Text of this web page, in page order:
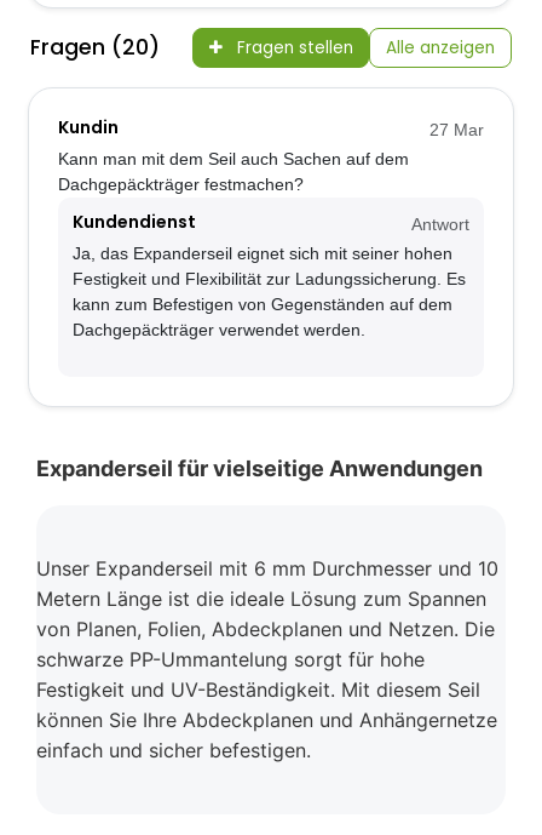
Fragen (20) Fragen stellen Alle anzeigen
Kundin
27 Mar
Kann man mit dem Seil auch Sachen auf dem
Dachgepäckträger festmachen?
Kundendienst
Antwort
Ja, das Expanderseil eignet sich mit seiner hohen
Festigkeit und Flexibilität zur Ladungssicherung. Es
kann zum Befestigen von Gegenständen auf dem
Dachgepäckträger verwendet werden.
Expanderseil für vielseitige Anwendungen
Unser Expanderseil mit 6 mm Durchmesser und 10
Metern Länge ist die ideale Lösung zum Spannen
von Planen, Folien, Abdeckplanen und Netzen. Die
schwarze PP-Ummantelung sorgt für hohe
Festigkeit und UV-Beständigkeit. Mit diesem Seil
können Sie Ihre Abdeckplanen und Anhängernetze
einfach und sicher befestigen.